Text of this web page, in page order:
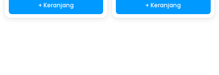
+ Keranjang + Keranjang